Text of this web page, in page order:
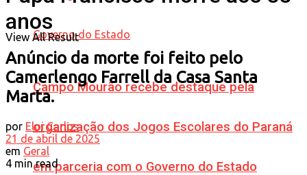
Campo Mourão recebe destaque pela
organização dos Jogos Escolares do Paraná
em parceria com o Governo do Estado
View All Result
anos
Anúncio da morte foi feito pelo
Camerlengo Farrell da Casa Santa
Marta.
por Eloi Carlos
21 de abril de 2025
em Geral
4 min read